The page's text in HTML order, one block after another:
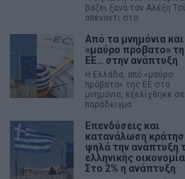
Η αληθινή παιδεία ξεκινά από
©2026 - marketnews.gr - All Rights
βάζει ξανά τον Αλέξη
απέναντι στο
Από τα μνημόνια
«μαύρο πρόβατο»
ΕΕ… στην ανάπτυξη
Η Ελλάδα, από «μαύρο
πρόβατο» της ΕΕ στα
μνημόνια, εξελίχθηκε σε
παράδειγμα
Επενδύσεις και
κατανάλωση
ψηλά την ανάπτυξη
ελληνικής
Στο 2% η ανάπτυξη